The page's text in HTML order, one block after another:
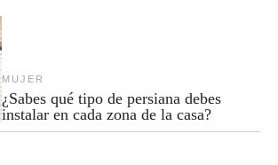
MUJER
¿Sabes qué tipo de persiana debes
instalar en cada zona de la casa?